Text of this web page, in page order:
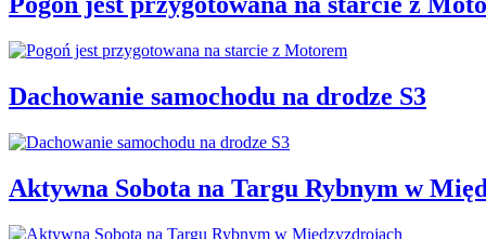
Dachowanie samochodu na drodze S3
Aktywna Sobota na Targu Rybnym w